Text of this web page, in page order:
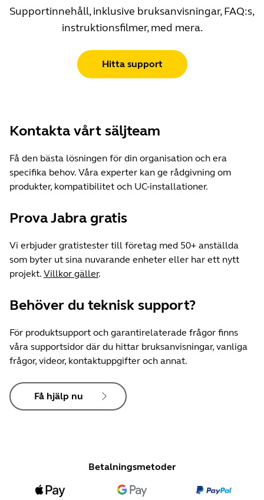
Supportinnehåll, inklusive bruksanvisningar, FAQ:s,
instruktionsfilmer, med mera.
Hitta support
Kontakta vårt säljteam
Få den bästa lösningen för din organisation och era
specifika behov. Våra experter kan ge rådgivning om
produkter, kompatibilitet och UC-installationer.
Prova Jabra gratis
Vi erbjuder gratistester till företag med 50+ anställda
som byter ut sina nuvarande enheter eller har ett nytt
projekt. Villkor gäller.
Behöver du teknisk support?
För produktsupport och garantirelaterade frågor finns
våra supportsidor där du hittar bruksanvisningar, vanliga
frågor, videor, kontaktuppgifter och annat.
Få hjälp nu
Betalningsmetoder